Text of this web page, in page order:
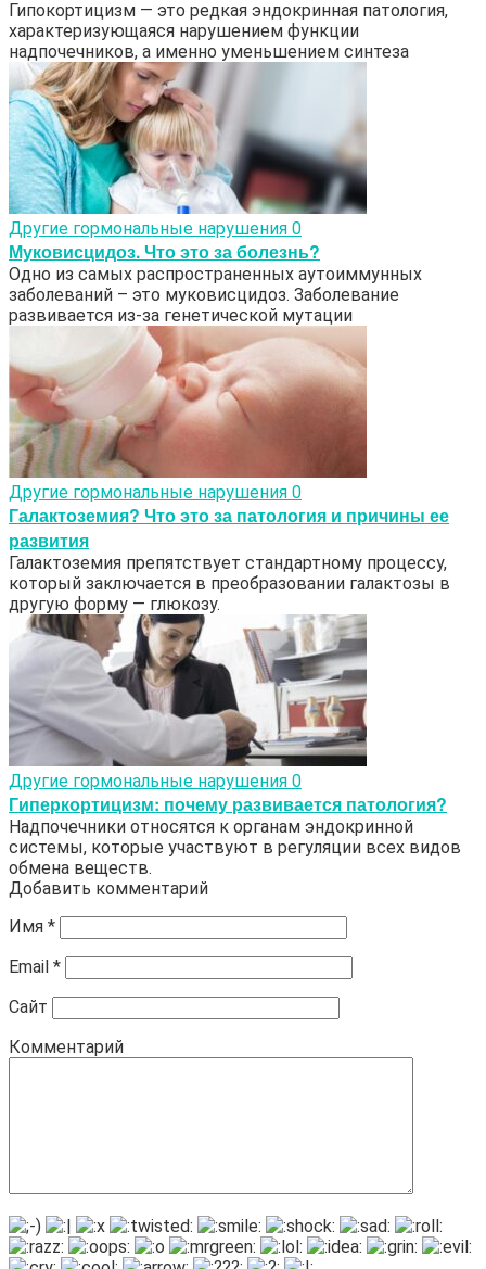
Гипокортицизм — это редкая эндокринная патология,
характеризующаяся нарушением функции
надпочечников, а именно уменьшением синтеза
Другие гормональные нарушения 0
Муковисцидоз. Что это за болезнь?
Одно из самых распространенных аутоиммунных
заболеваний – это муковисцидоз. Заболевание
развивается из-за генетической мутации
Другие гормональные нарушения 0
Галактоземия? Что это за патология и причины ее
развития
Галактоземия препятствует стандартному процессу,
который заключается в преобразовании галактозы в
другую форму — глюкозу.
Другие гормональные нарушения 0
Гиперкортицизм: почему развивается патология?
Надпочечники относятся к органам эндокринной
системы, которые участвуют в регуляции всех видов
обмена веществ.
Добавить комментарий
Имя *
Email *
Сайт
Комментарий